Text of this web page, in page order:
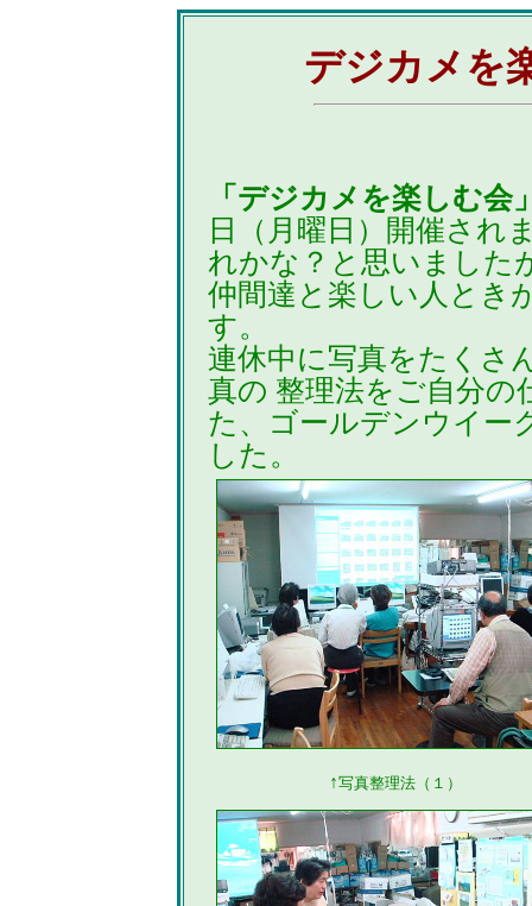
デジカメを
「デジカメを楽しむ会
日（月曜日）開催され
れかな？と思いました
仲間達と楽しい人とき
す。
連休中に写真をたくさ
真の 整理法をご自分
た、ゴールデンウイー
した。
↑写真整理法（１）